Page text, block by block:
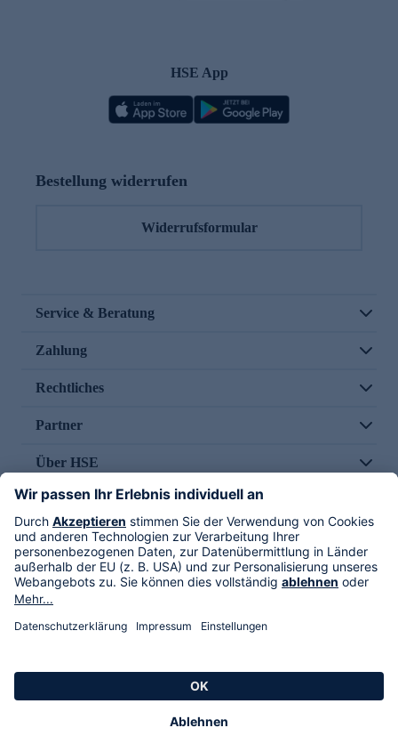
HSE App
Bestellung widerrufen
Widerrufsformular
Service & Beratung
Zahlung
Rechtliches
Partner
Über HSE
Im TV
HSE International